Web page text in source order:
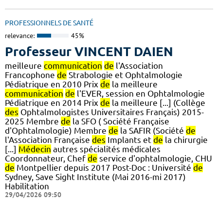
PROFESSIONNELS DE SANTÉ
relevance: 45%
Professeur VINCENT DAIEN
meilleure communication de l'Association
Francophone de Strabologie et Ophtalmologie
Pédiatrique en 2010 Prix de la meilleure
communication de l'EVER, session en Ophtalmologie
Pédiatrique en 2014 Prix de la meilleure [...] (Collège
des Ophtalmologistes Universitaires Français) 2015-
2025 Membre de la SFO ( Société Française
d'Ophtalmologie) Membre de la SAFIR (Société de
l'Association Française des Implants et de la chirurgie
[...] Médecin autres spécialités médicales
Coordonnateur, Chef de service d'ophtalmologie, CHU
de Montpellier depuis 2017 Post-Doc : Université de
Sydney, Save Sight Institute (Mai 2016-mi 2017)
Habilitation
29/04/2026 09:50